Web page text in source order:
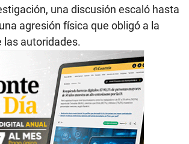
una discusión escaló hasta
agresión física que obligó a la
las autoridades.